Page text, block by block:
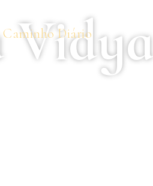
Vidya
Diário